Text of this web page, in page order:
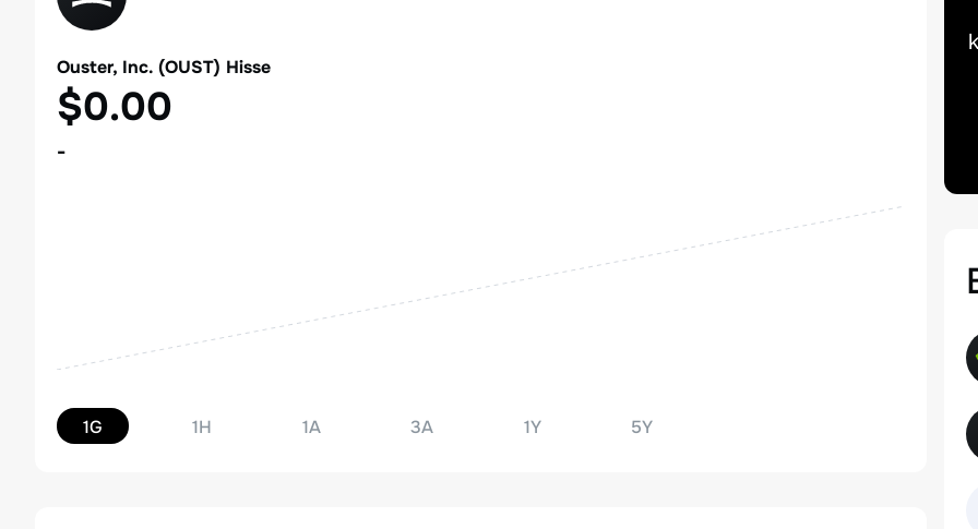
Ouster, Inc. (OUST) Hisse
$0.00
-
1G 1H 1A 3A 1Y 5Y